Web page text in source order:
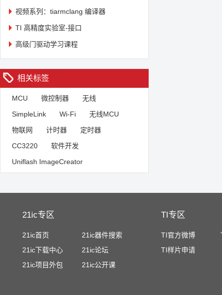
视频系列：tiarmclang 编译器
TI 高精度实验室-接口
高级门驱动学习课程
相关标签
MCU 微控制器
无线
SimpleLink
Wi-Fi
无线MCU
物联网
计时器
定时器
CC3220
软件开发
Uniflash ImageCreator
21ic专区
21ic首页
21ic器件搜索
21ic下载中心
21ic论坛
21ic项目外包
21ic公开课
TI专区
TI官方微博
TI样片申请